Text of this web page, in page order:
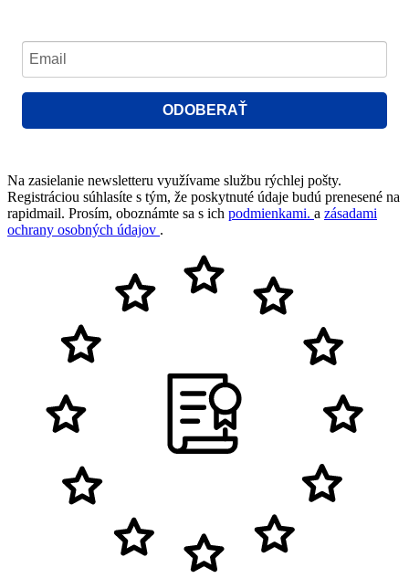
ODOBERAŤ
Na zasielanie newsletteru využívame službu rýchlej pošty.
Registráciou súhlasíte s tým, že poskytnuté údaje budú prenesené na
rapidmail. Prosím, oboznámte sa s ich podmienkami. a zásadami
ochrany osobných údajov .